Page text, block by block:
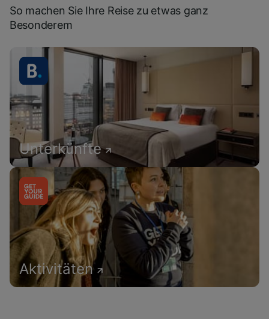
So machen Sie Ihre Reise zu etwas ganz
Besonderem
Unterkünfte
Aktivitäten